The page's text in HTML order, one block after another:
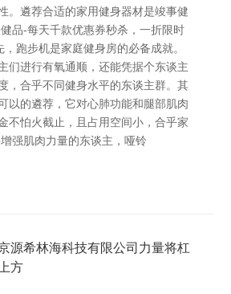
。遴荐合适的家用健身器材是竣事健
品-每天千款优惠券秒杀，一折限时
跑步机是家庭健身房的必备成就。
们进行有氧通顺，还能凭据个东谈主
，合乎不同健身水平的东谈主群。其
以的遴荐，它对心肺功能和腿部肌肉
不怕火截止，且占用空间小，合乎家
强肌肉力量的东谈主，哑铃
源希林海科技有限公司力量将杠
方